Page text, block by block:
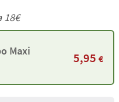
18€
Maxi
5,95 €